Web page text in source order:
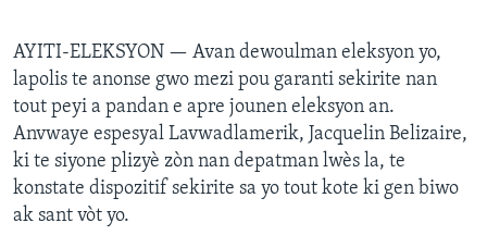
AYITI-ELEKSYON — Avan dewoulman eleksyon yo,
lapolis te anonse gwo mezi pou garanti sekirite nan
tout peyi a pandan e apre jounen eleksyon an.
Anvwaye espesyal Lavwadlamerik, Jacquelin Belizaire,
ki te siyone plizyè zòn nan depatman lwès la, te
konstate dispozitif sekirite sa yo tout kote ki gen biwo
ak sant vòt yo.